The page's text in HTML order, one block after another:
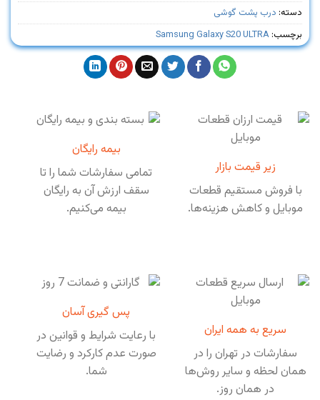
دسته: درب پشت گوشی
برچسب: Samsung Galaxy S20 ULTRA
زیر قیمت بازار
با فروش مستقیم قطعات
موبایل و کاهش هزینه‌ها.
بیمه رایگان
تمامی سفارشات شما را تا
سقف ارزش آن به رایگان
بیمه می‌کنیم.
سریع به همه ایران
سفارشات در تهران را در
همان لحظه و سایر روش‌ها
در همان روز.
پس گیری آسان
با رعایت شرایط و قوانین در
صورت عدم کارکرد و رضایت
شما.